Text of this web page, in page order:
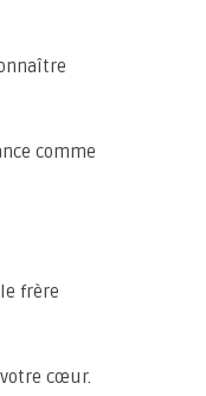
comme
frère
votre cœur.